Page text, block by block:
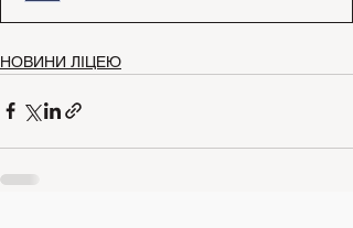
НОВИНИ ЛІЦЕЮ